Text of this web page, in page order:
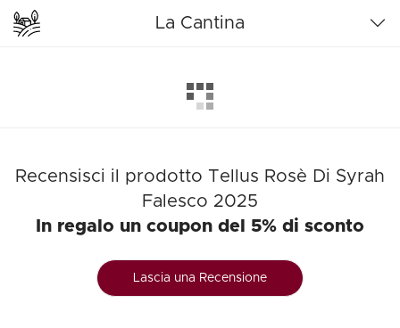
La Cantina
Recensisci il prodotto Tellus Rosè Di Syrah
Falesco 2025
In regalo un coupon del 5% di sconto
Lascia una Recensione